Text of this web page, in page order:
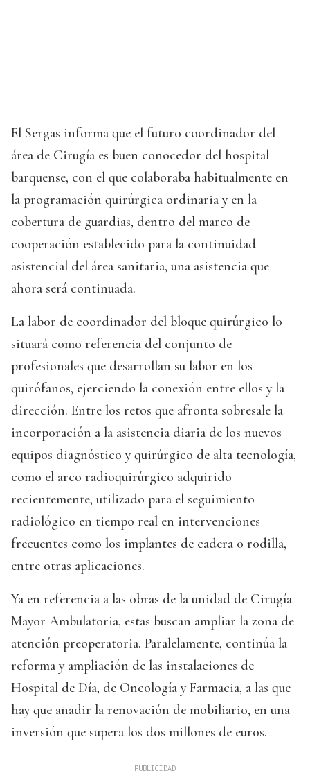
El Sergas informa que el futuro coordinador del
área de Cirugía es buen conocedor del hospital
barquense, con el que colaboraba habitualmente en
la programación quirúrgica ordinaria y en la
cobertura de guardias, dentro del marco de
cooperación establecido para la continuidad
asistencial del área sanitaria, una asistencia que
ahora será continuada.
La labor de coordinador del bloque quirúrgico lo
situará como referencia del conjunto de
profesionales que desarrollan su labor en los
quirófanos, ejerciendo la conexión entre ellos y la
dirección. Entre los retos que afronta sobresale la
incorporación a la asistencia diaria de los nuevos
equipos diagnóstico y quirúrgico de alta tecnología,
como el arco radioquirúrgico adquirido
recientemente, utilizado para el seguimiento
radiológico en tiempo real en intervenciones
frecuentes como los implantes de cadera o rodilla,
entre otras aplicaciones.
Ya en referencia a las obras de la unidad de Cirugía
Mayor Ambulatoria, estas buscan ampliar la zona de
atención preoperatoria. Paralelamente, continúa la
reforma y ampliación de las instalaciones de
Hospital de Día, de Oncología y Farmacia, a las que
hay que añadir la renovación de mobiliario, en una
inversión que supera los dos millones de euros.